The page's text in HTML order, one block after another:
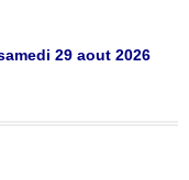
29 aout 2026